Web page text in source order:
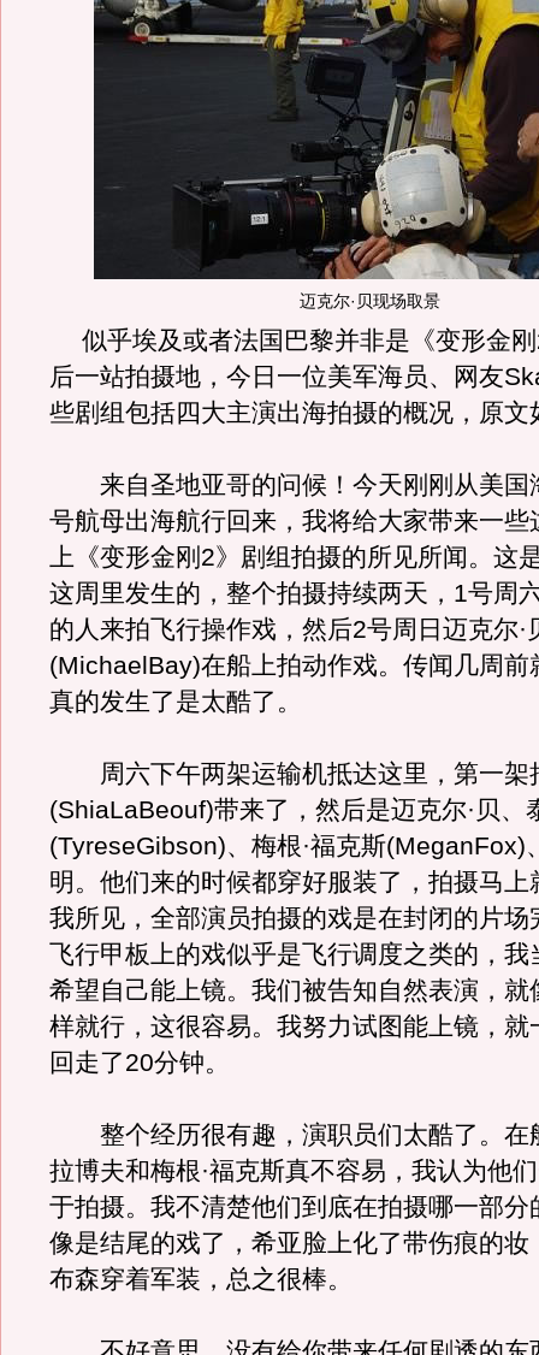
迈克尔·贝现场取景
似乎埃及或者法国巴黎并非是《变形金
后一站拍摄地，今日一位美军海员、网友
些剧组包括四大主演出海拍摄的概况，原文
来自圣地亚哥的问候！今天刚刚从美国
号航母出海航行回来，我将给大家带来一些
上《变形金刚2》剧组拍摄的所见所闻。这
这周里发生的，整个拍摄持续两天，1号周
的人来拍飞行操作戏，然后2号周日迈克尔·
(MichaelBay)在船上拍动作戏。传闻几周前
真的发生了是太酷了。
周六下午两架运输机抵达这里，第一架
(ShiaLaBeouf)带来了，然后是迈克尔·贝、
(TyreseGibson)、梅根·福克斯(MeganFox)
明。他们来的时候都穿好服装了，拍摄马上
我所见，全部演员拍摄的戏是在封闭的片场
飞行甲板上的戏似乎是飞行调度之类的，我
希望自己能上镜。我们被告知自然表演，就
样就行，这很容易。我努力试图能上镜，就
回走了20分钟。
整个经历很有趣，演职员们太酷了。在
拉博夫和梅根·福克斯真不容易，我认为他
于拍摄。我不清楚他们到底在拍摄哪一部分
像是结尾的戏了，希亚脸上化了带伤痕的妆
布森穿着军装，总之很棒。